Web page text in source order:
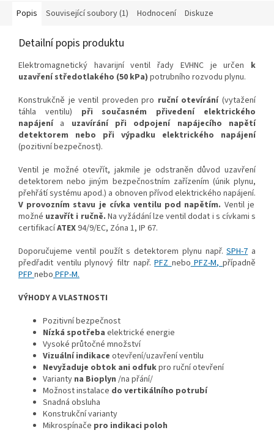
Popis Související soubory (1) Hodnocení Diskuze
Detailní popis produktu
Elektromagnetický havarijní ventil řady EVHNC je určen k
uzavřenístředotlakého (50 kPa) potrubního rozvodu plynu.
Konstrukčně je ventil proveden pro ruční otevírání(vytažení
táhla ventilu) při současném přivedení elektrického
napájenía uzavírání při odpojení napájecího napětí
detektorem nebo při výpadku elektrického napájení
(pozitivní bezpečnost).
Ventil je možné otevřít, jakmile je odstraněn důvod uzavření
detektorem nebo jiným bezpečnostním zařízením (únik plynu,
přehřátí systému apod.) a obnoven přívod elektrického napájení.
V provozním stavu je cívka ventilu pod napětím. Ventil je
možné uzavřít i ručně. Na vyžádání lze ventil dodat i s cívkami s
certifikacíATEX94/9/EC, Zóna 1, IP 67.
Doporučujeme ventil použít s detektorem plynu např.SPH-7a
předřadit ventilu plynový filtr např.PFZneboPFZ-M,případně
PFPneboPFP-M.
VÝHODY A VLASTNOSTI
Pozitivní bezpečnost
Nízká spotřeba elektrické energie
Vysoké průtočné množství
Vizuální indikace otevření/uzavření ventilu
Nevyžaduje obtok ani odfukpro ruční otevření
Varianty na Bioplyn /na přání/
Možnost instalace do vertikálního potrubí
Snadná obsluha
Konstrukční varianty
Mikrospínače pro indikaci poloh